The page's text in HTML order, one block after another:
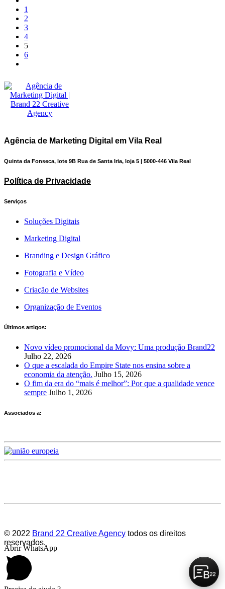
1
2
3
4
5
6
Agência de Marketing Digital em Vila Real
Quinta da Fonseca, lote 9B Rua de Santa Iria, loja 5 | 5000-446 Vila Real
Política de Privacidade
Serviços
Soluções Digitais
Marketing Digital
Branding e Design Gráfico
Fotografia e Vídeo
Criação de Websites
Organização de Eventos
Últimos artigos:
Novo vídeo promocional da Movy: Uma produção Brand22
Julho 22, 2026
O que a escalada do Empire State nos ensina sobre a
economia da atenção. Julho 15, 2026
O fim da era do “mais é melhor”: Por que a qualidade vence
sempre Julho 1, 2026
Associados a:
© 2022 Brand 22 Creative Agency todos os direitos
reservados.
Abrir WhatsApp